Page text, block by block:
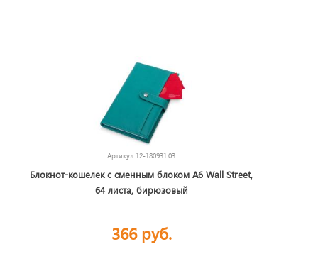
Артикул 12-180931.03
Блокнот-кошелек с сменным блоком А6 Wall Street,
64 листа, бирюзовый
366 руб.